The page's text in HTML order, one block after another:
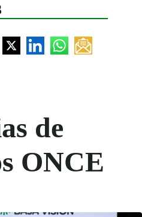
de
ONCE